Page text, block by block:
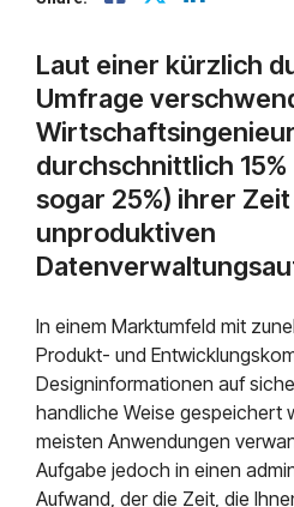
Mindsphere
Laut einer kürzlich
Umfrage
durchschnittlich
sogar 25%) ihrer
unproduktiven
In einem Marktumfeld mit
Produkt- und
Designinformationen auf
handliche Weise gespeichert
meisten Anwendungen
Aufgabe jedoch in einen
Aufwand, der die Zeit, die